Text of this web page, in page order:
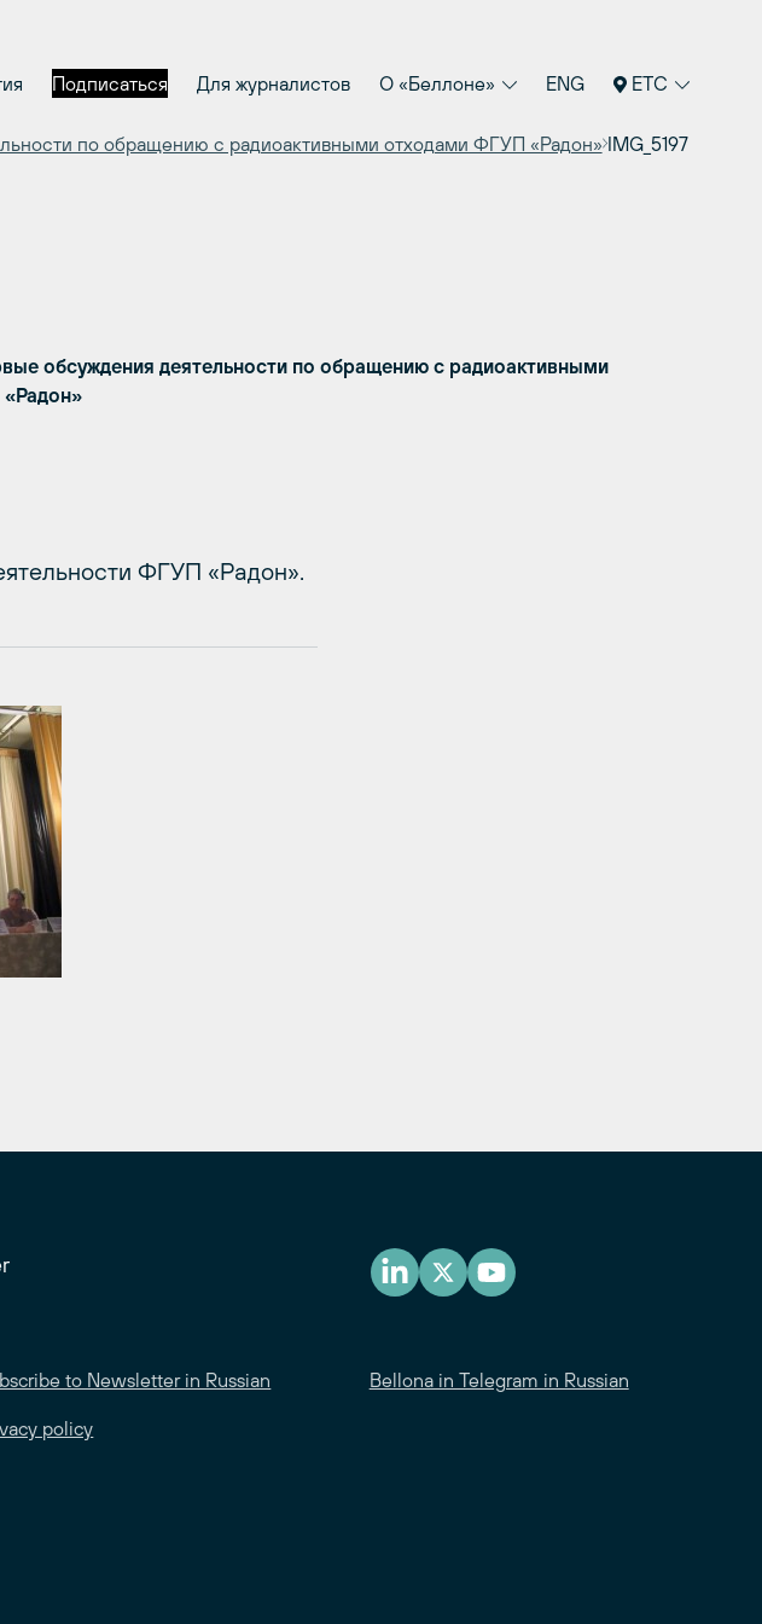
Подписаться Для журналистов О «Беллоне» ENG ETC
по обращению с радиоактивными отходами ФГУП «Радон» IMG_5197
обсуждения деятельности по обращению с радиоактивными
ФГУП «Радон».
to Newsletter in Russian Bellona in Telegram in Russian
policy